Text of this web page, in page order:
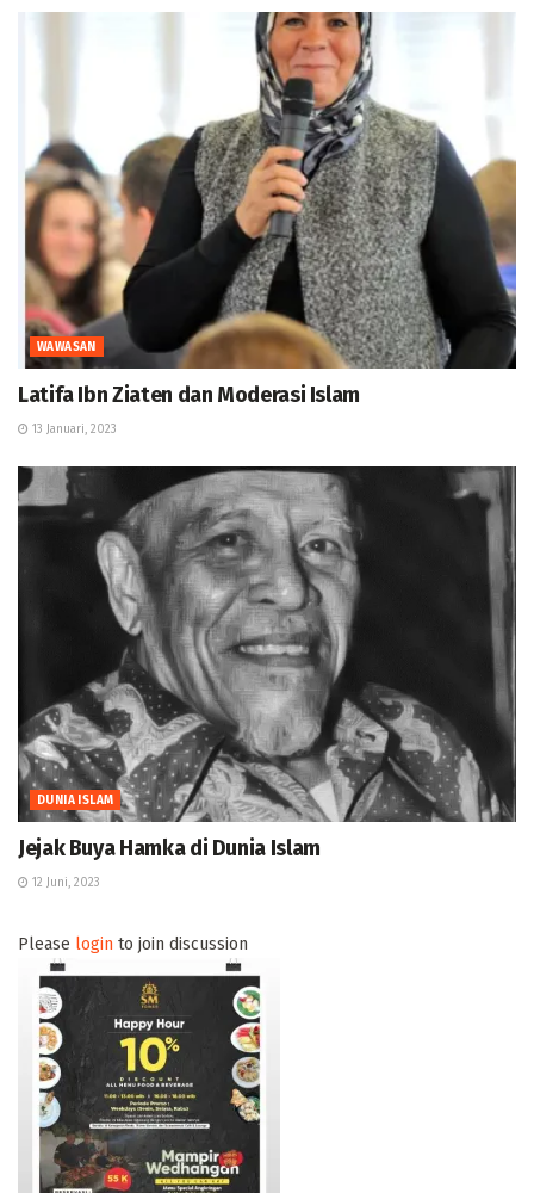
WAWASAN
Latifa Ibn Ziaten dan Moderasi Islam
13 Januari, 2023
DUNIA ISLAM
Jejak Buya Hamka di Dunia Islam
12 Juni, 2023
Please login to join discussion